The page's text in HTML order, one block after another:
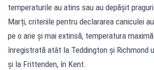
temperaturile au atins sau au depășit
Marți, criteriile pentru declararea caniculei
pe o arie și mai extinsă, temperatura maximă
înregistrată atât la Teddington și Richmond
și la Frittenden, în Kent.